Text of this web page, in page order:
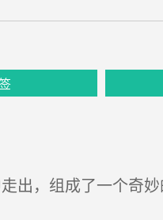
，组成了一个奇妙